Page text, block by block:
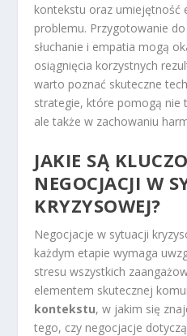
kontekstu oraz umiejętność
problemu. Przygotowanie
słuchanie i empatia mogą
osiągnięcia korzystnych
warto poznać skuteczne
strategie, które pomogą nie
ale także w zachowaniu
JAKIE SĄ
NEGOCJACJI W
KRYZYSOWEJ?
Negocjacje w sytuacji
każdym etapie wymaga
stresu wszystkich
elementem skutecznej
kontekstu, w jakim się
tego, czy negocjacje